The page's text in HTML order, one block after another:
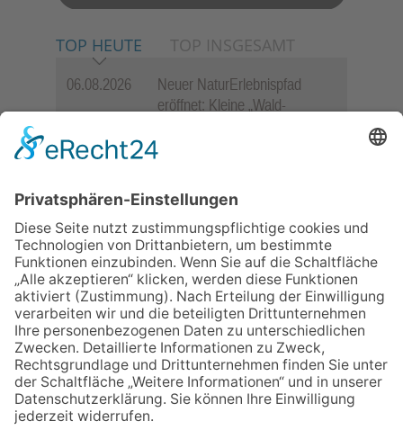
TOP HEUTE TOP INSGESAMT
06.08.2026
Neuer NaturErlebnispfad
eröffnet: Kleine „Wald-
die Zukunft der Stadt
Königstein
06.08.2026
Gewinnspiel zum Start ins
Schuljahr
06.08.2026
„Rock auf der Burg“ lässt
Königstein beben
06.08.2026
„Freundschaft, das ist wie
Heimat“ – Lions-Präsident
Jürgen Rohrmann setzt auf
Gemeinschaft und Bewährtes